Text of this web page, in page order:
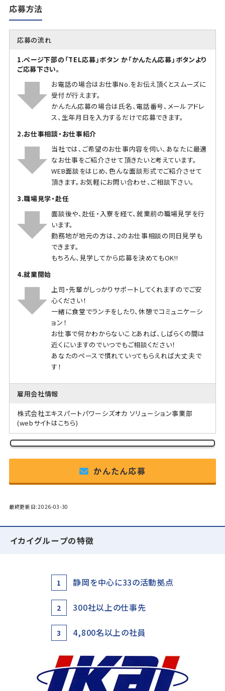
応募方法
応募の流れ
1.ページ下部の「TEL応募」ボタン か「かんたん応募」ボタンより
ご応募下さい。
お電話の場合はお仕事No.をお伝え頂くとスムーズに
受付が行えます。
かんたん応募の場合は氏名、電話番号、メールアドレ
ス、生年月日を入力するだけで応募できます。
2.お仕事相談・お仕事紹介
当社では、ご希望のお仕事内容を伺い、あなたに最適
なお仕事をご紹介させて頂きたいと考えています。
WEB面談をはじめ、色んな面談形式でご紹介させて
頂きます。お気軽にお問い合わせ、ご相談下さい。
3.職場見学・赴任
面談後や、赴任・入寮を経て、就業前の職場見学を行
います。
勤務地が地元の方は、2のお仕事相談の同日見学も
できます。
もちろん、見学してから応募を決めてもOK!!
4.就業開始
上司・先輩がしっかりサポートしてくれますのでご安
心ください！
一緒に食堂でランチをしたり、休憩でコミュニケーシ
ョン！
お仕事で何かわからないことあれば、しばらくの間は
近くにいますのでいつでもご相談ください！
あなたのペースで慣れていってもらえれば大丈夫で
す！
雇用会社情報
株式会社エキスパートパワーシズオカ ソリューション事業部
(webサイトはこちら)
かんたん応募
最終更新日:2026-03-30
イカイグループの特徴
1 静岡を中心に33の活動拠点
2 300社以上の仕事先
3 4,800名以上の社員